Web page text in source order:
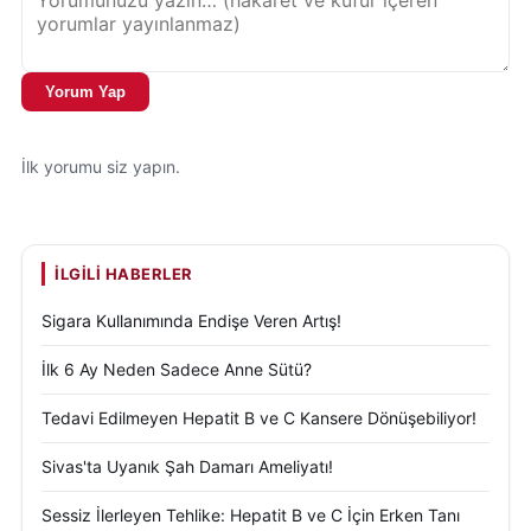
medikal tedaviye rağmen kilo veremeyen hastalar
cerrahi tedavi açısından değerlendiriliyor.
Cerrahi öncesinde hastaların detaylı sağlık
birey için özel tedavi planı hazırlandığını söyledi.
psikolog, endokrinoloji ve genel cerrahi ekiplerinin
birlikte hareket ettiğini ifade ediyor.
Obeziteyle mücadele ve halk sağlığı uygulamalarına
ilişkin resmi bilgilereT.C. Sağlık Bakanlığı Halk
Sağlığı Genel Müdürlüğüüzerinden erişilebiliyor.
Günümüzde obezite cerrahisinin büyük bölümünün
kapalı yöntemlerle gerçekleştirildiğini belirten Doç.
Yorum Yap
İlk yorumu siz yapın.
İLGILI HABERLER
Sigara Kullanımında Endişe Veren Artış!
İlk 6 Ay Neden Sadece Anne Sütü?
Tedavi Edilmeyen Hepatit B ve C Kansere Dönüşebiliyor!
Sivas'ta Uyanık Şah Damarı Ameliyatı!
Sessiz İlerleyen Tehlike: Hepatit B ve C İçin Erken Tanı